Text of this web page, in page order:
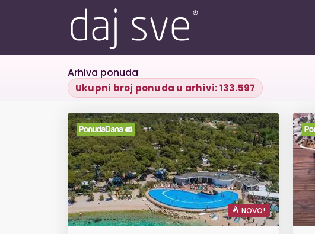
Arhiva ponuda
Ukupni broj ponuda u arhivi: 133.597
NOVO!